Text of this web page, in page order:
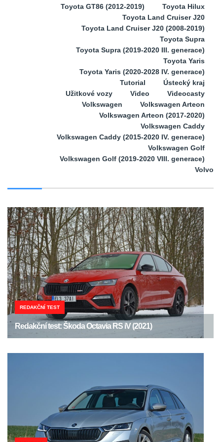
Toyota GT86 (2012-2019)
Toyota Hilux
Toyota Land Cruiser J20
Toyota Land Cruiser J20 (2008-2019)
Toyota Supra
Toyota Supra (2019-2020 III. generace)
Toyota Yaris
Toyota Yaris (2020-2028 IV. generace)
Tutorial
Ústecký kraj
Užitkové vozy
Video
Videocasty
Volkswagen
Volkswagen Arteon
Volkswagen Arteon (2017-2020)
Volkswagen Caddy
Volkswagen Caddy (2015-2020 IV. generace)
Volkswagen Golf
Volkswagen Golf (2019-2020 VIII. generace)
Volvo
REDAKČNÍ TEST
Redakční test: Škoda Octavia RS iV (2021)